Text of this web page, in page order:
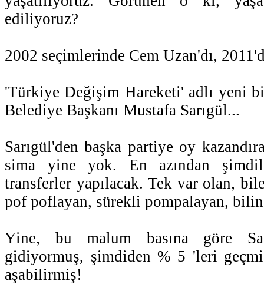
ediliyoruz?
2002 seçimlerinde Cem Uzan'dı,
'Türkiye Değişim Hareketi' adlı yeni
Belediye Başkanı Mustafa Sarıgül...
Sarıgül'den başka partiye oy
sima yine yok. En azından
transferler yapılacak. Tek var olan,
pof poflayan, sürekli pompalayan,
Yine, bu malum basına göre
gidiyormuş, şimdiden % 5 'leri
aşabilirmiş!